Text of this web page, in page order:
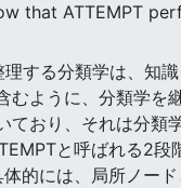
that ATTEMPT
する分類学は、知
むように、分類学
おり、それは分
と呼ばれる2
的には、局所ノー